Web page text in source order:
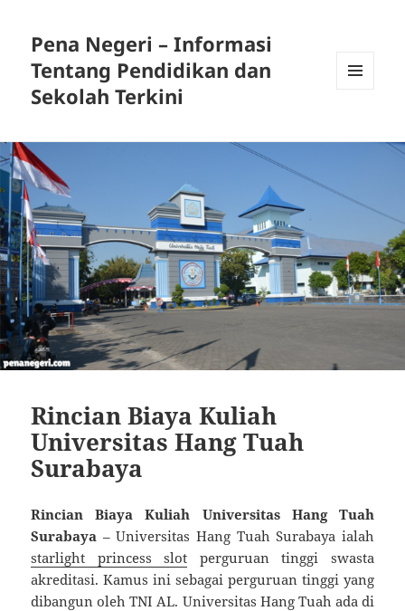
Pena Negeri – Informasi
Tentang Pendidikan dan
Sekolah Terkini
Rincian Biaya Kuliah
Universitas Hang Tuah
Surabaya
Rincian Biaya Kuliah Universitas Hang Tuah
Surabaya – Universitas Hang Tuah Surabaya ialah
starlight princess slot perguruan tinggi swasta
akreditasi. Kamus ini sebagai perguruan tinggi yang
dibangun oleh TNI AL. Universitas Hang Tuah ada di